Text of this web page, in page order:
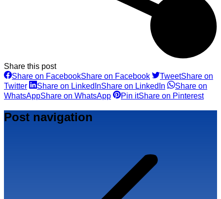
Share this post
Share on FacebookShare on Facebook TweetShare on
Twitter
Share on LinkedInShare on LinkedIn
Share on
WhatsAppShare on WhatsApp Pin itShare on Pinterest
Post navigation